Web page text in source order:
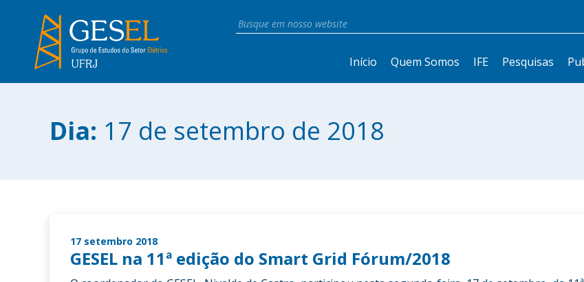
Início Quem Somos IFE Pesquisas
Dia: 17 de setembro de 2018
17 setembro 2018
GESEL na 11ª edição do Smart Grid Fórum/2018